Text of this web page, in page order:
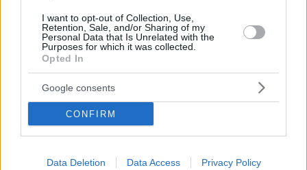
I want to opt-out of Collection, Use,
Retention, Sale, and/or Sharing of my
Personal Data that Is Unrelated with the
Purposes for which it was collected.
Opted In
Google consents
CONFIRM
Data Deletion Data Access Privacy Policy
Hirdetés